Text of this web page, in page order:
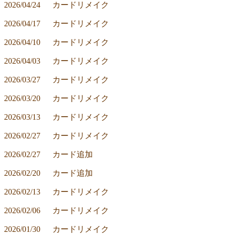
2026/04/24	カードリメイク
2026/04/17	カードリメイク
2026/04/10	カードリメイク
2026/04/03	カードリメイク
2026/03/27	カードリメイク
2026/03/20	カードリメイク
2026/03/13	カードリメイク
2026/02/27	カードリメイク
2026/02/27	カード追加
2026/02/20	カード追加
2026/02/13	カードリメイク
2026/02/06	カードリメイク
2026/01/30	カードリメイク